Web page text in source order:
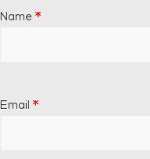
Name *
Email *